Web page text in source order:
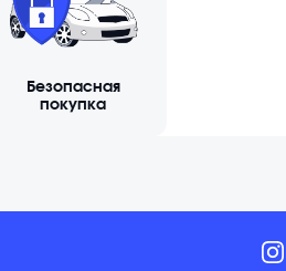
Безопасная
покупка